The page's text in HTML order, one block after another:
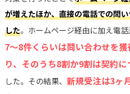
が増えたほか、直接の電話での問
した。ホームページ経由に加え電話
7～8件くらいは問い合わせを
り、そのうち8割か9割は契約に
した。その結果、 新規受注は3ヶ